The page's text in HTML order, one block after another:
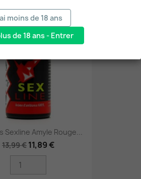
Sexline Amyle Rouge...
13,99 € 11,89 €
moins de 18 ans
de 18 ans - Entrer